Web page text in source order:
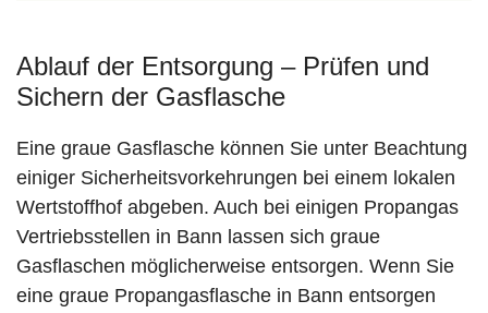
Ablauf der Entsorgung – Prüfen und
Sichern der Gasflasche
Eine graue Gasflasche können Sie unter Beachtung
einiger Sicherheitsvorkehrungen bei einem lokalen
Wertstoffhof abgeben. Auch bei einigen Propangas
Vertriebsstellen in Bann lassen sich graue
Gasflaschen möglicherweise entsorgen. Wenn Sie
eine graue Propangasflasche in Bann entsorgen